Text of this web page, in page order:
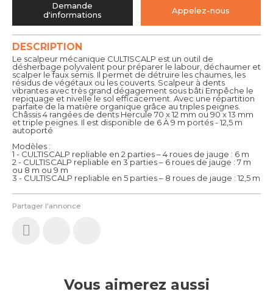
Partager l'annonce
DESCRIPTION
Le scalpeur mécanique CULTISCALP est un outil de
désherbage polyvalent pour préparer le labour, déchaumer et
scalper le faux semis. Il permet de détruire les chaumes, les
résidus de végétaux ou les couverts. Scalpeur à dents
vibrantes avec très grand dégagement sous bâti Empêche le
repiquage et nivelle le sol efficacement. Avec une répartition
parfaite de la matière organique grâce au triples peignes.
Châssis 4 rangées de dents Hercule 70 x 12 mm ou 90 x 13 mm
et triple peignes. Il est disponible de 6 À 9 m portés - 12,5 m
autoporté
Modèles :
1 - CULTISCALP repliable en 2 parties – 4 roues de jauge : 6 m
2 - CULTISCALP repliable en 3 parties – 6 roues de jauge : 7 m
ou 8 m ou 9 m
3 - CULTISCALP repliable en 5 parties – 8 roues de jauge : 12,5 m
Demande
d'informations
Appelez-nous
Vous aimerez aussi